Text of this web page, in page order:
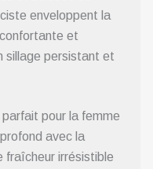
enveloppent la
et
sillage persistant et
pour la femme
avec la
fraîcheur irrésistible